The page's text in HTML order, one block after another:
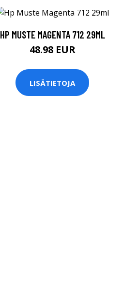
HP MUSTE MAGENTA 712 29ML
48.98 EUR
LISÄTIETOJA